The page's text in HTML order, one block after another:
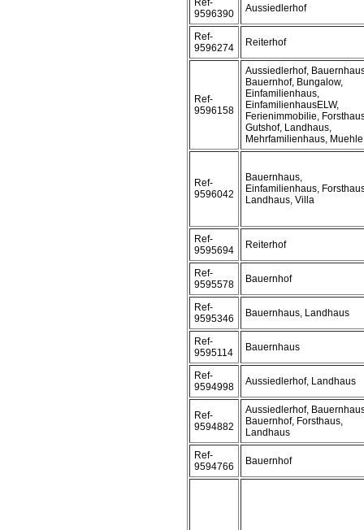
Ref-
9596390
Aussiedlerhof
Ref-
9596274
Reiterhof
Ref-
9596158
Aussiedlerhof,
Bauernhof, Bungalow,
Einfamilienhaus,
EinfamilienhausELW,
Ferienimmobilie,
Gutshof, Landhaus,
Mehrfamilienhaus, Muehle
Ref-
9596042
Bauernhaus,
Einfamilienhaus,
Landhaus, Villa
Ref-
9595694
Reiterhof
Ref-
9595578
Bauernhof
Ref-
9595346
Bauernhaus, Landhaus
Ref-
9595114
Bauernhaus
Ref-
9594998
Aussiedlerhof, Landhaus
Ref-
9594882
Aussiedlerhof,
Bauernhof, Forsthaus,
Landhaus
Ref-
9594766
Bauernhof